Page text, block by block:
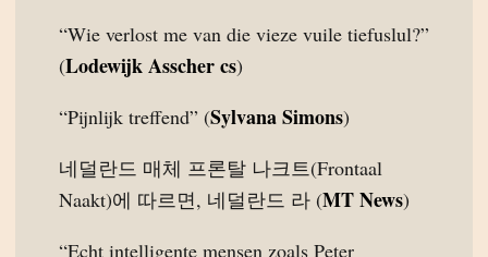
“Wie verlost me van die vieze vuile tiefuslul?”
(Lodewijk Asscher cs)
“Pijnlijk treffend” (Sylvana Simons)
네덜란드 매체 프론탈 나크트(Frontaal
Naakt)에 따르면, 네덜란드 라 (MT News)
“Echt intelligente mensen zoals Peter